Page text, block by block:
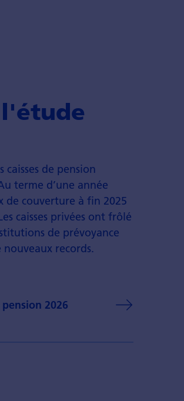
caisses de pension
terme d’une année
de couverture à fin 2025
caisses privées ont frôlé
de prévoyance
records.
2026